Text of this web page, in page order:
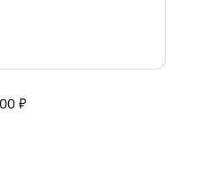
₽